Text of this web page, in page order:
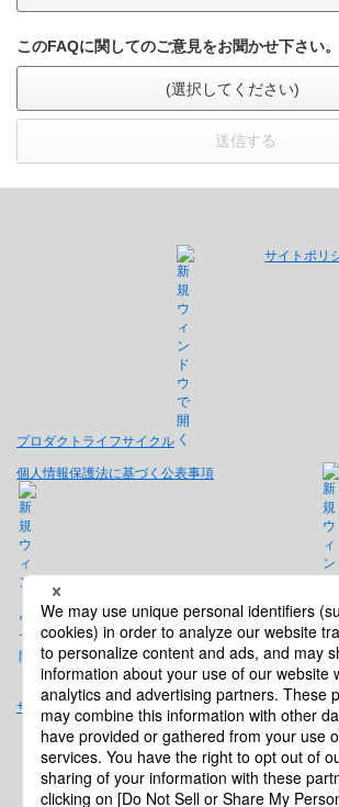
このFAQに関してのご意見をお聞かせ下さい。
(選択してください)
送信する
プロダクトライフサイクル
サイトポリ
個人情報保護法に基づく公表事項
免責事項
サイトマップ